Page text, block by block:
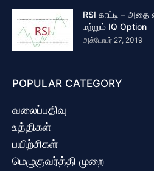
RSI காட்டி – அதை
மற்றும் IQ Option
அக்டோபர் 27, 2019
POPULAR CATEGORY
வலைப்பதிவு
உத்திகள்
பயிற்சிகள்
மெழுகுவர்த்தி முறை